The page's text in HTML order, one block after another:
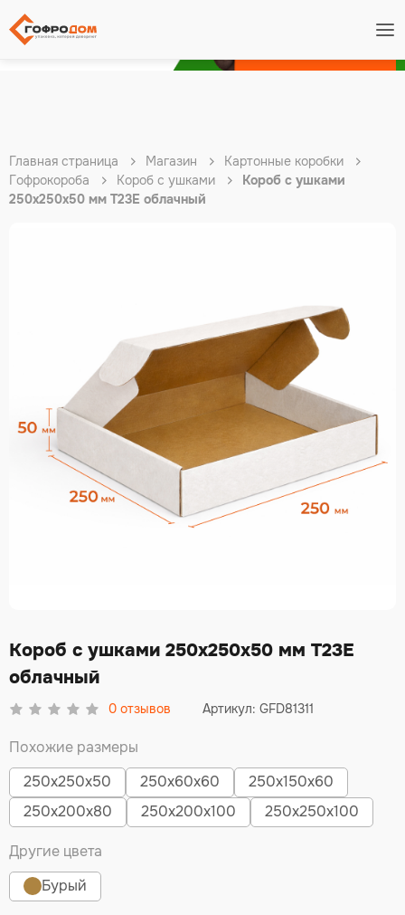
Главная страница Магазин
Картонные коробки
Гофрокороба
Короб с ушками
Короб с ушками
250х250х50 мм Т23Е облачный
Короб с ушками 250х250х50 мм Т23Е
облачный
0 отзывов Артикул: GFD81311
Похожие размеры
250х250х50
250х60х60
250х150х60
250х200х80
250х200х100 250х250х100
Другие цвета
Бурый